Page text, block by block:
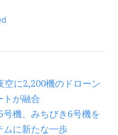
空に2,200機のドローン
トが融合
機、みちびき6号機を
ムに新たな一歩